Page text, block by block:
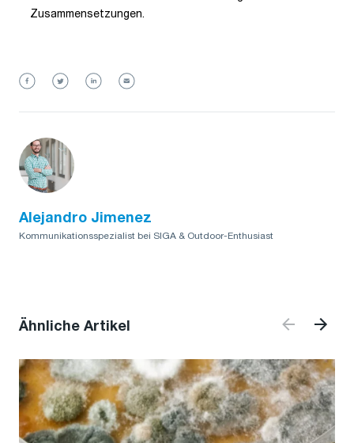
Zusammensetzungen.
Alejandro Jimenez
Kommunikationsspezialist bei SIGA & Outdoor-Enthusiast
Ähnliche Artikel